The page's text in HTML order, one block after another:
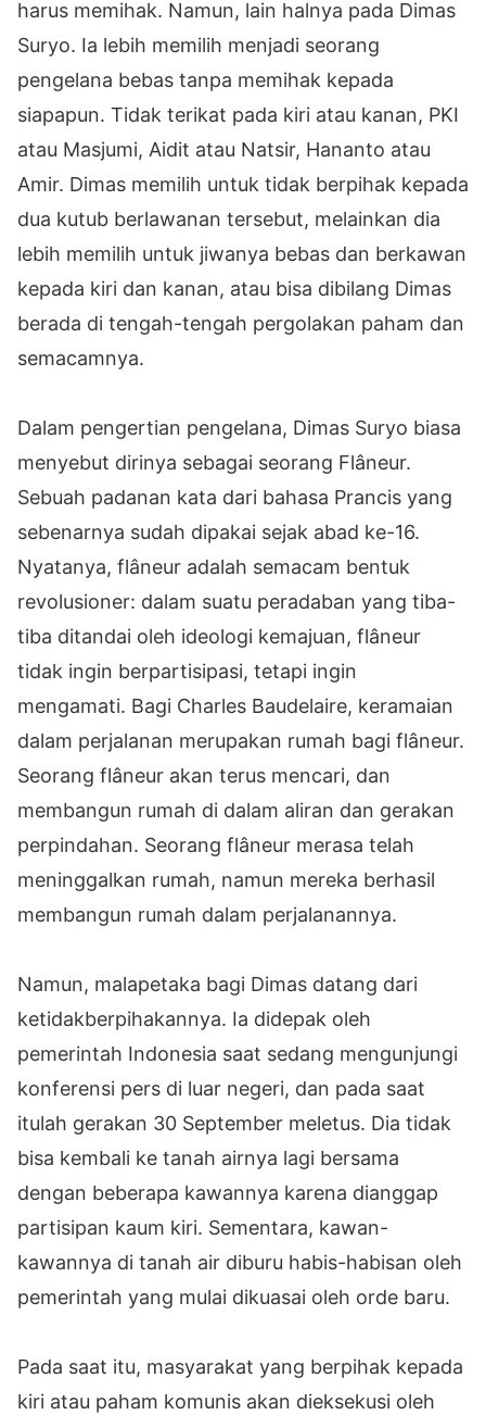
harus memihak. Namun, lain halnya pada Dimas
Suryo. Ia lebih memilih menjadi seorang
pengelana bebas tanpa memihak kepada
siapapun. Tidak terikat pada kiri atau kanan, PKI
atau Masjumi, Aidit atau Natsir, Hananto atau
Amir. Dimas memilih untuk tidak berpihak kepada
dua kutub berlawanan tersebut, melainkan dia
lebih memilih untuk jiwanya bebas dan berkawan
kepada kiri dan kanan, atau bisa dibilang Dimas
berada di tengah-tengah pergolakan paham dan
semacamnya.
Dalam pengertian pengelana, Dimas Suryo biasa
menyebut dirinya sebagai seorang Flâneur.
Sebuah padanan kata dari bahasa Prancis yang
sebenarnya sudah dipakai sejak abad ke-16.
Nyatanya, flâneur adalah semacam bentuk
revolusioner: dalam suatu peradaban yang tiba-
tiba ditandai oleh ideologi kemajuan, flâneur
tidak ingin berpartisipasi, tetapi ingin
mengamati. Bagi Charles Baudelaire, keramaian
dalam perjalanan merupakan rumah bagi flâneur.
Seorang flâneur akan terus mencari, dan
membangun rumah di dalam aliran dan gerakan
perpindahan. Seorang flâneur merasa telah
meninggalkan rumah, namun mereka berhasil
membangun rumah dalam perjalanannya.
Namun, malapetaka bagi Dimas datang dari
ketidakberpihakannya. Ia didepak oleh
pemerintah Indonesia saat sedang mengunjungi
konferensi pers di luar negeri, dan pada saat
itulah gerakan 30 September meletus. Dia tidak
bisa kembali ke tanah airnya lagi bersama
dengan beberapa kawannya karena dianggap
partisipan kaum kiri. Sementara, kawan-
kawannya di tanah air diburu habis-habisan oleh
pemerintah yang mulai dikuasai oleh orde baru.
Pada saat itu, masyarakat yang berpihak kepada
kiri atau paham komunis akan dieksekusi oleh